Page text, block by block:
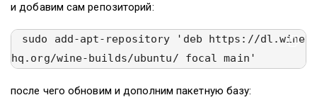
и добавим сам репозиторий:
sudo add-apt-repository 'deb https://dl.wine
hq.org/wine-builds/ubuntu/ focal main'
после чего обновим и дополним пакетную базу: